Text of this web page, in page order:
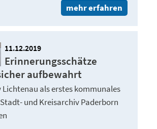
mehr erfahren
11.12.2019
Erinnerungsschätze
aufbewahrt
als erstes kommunales
und Kreisarchiv Paderborn